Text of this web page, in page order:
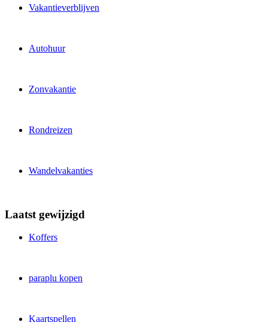
Vakantieverblijven
Autohuur
Zonvakantie
Rondreizen
Wandelvakanties
Laatst gewijzigd
Koffers
paraplu kopen
Kaartspellen